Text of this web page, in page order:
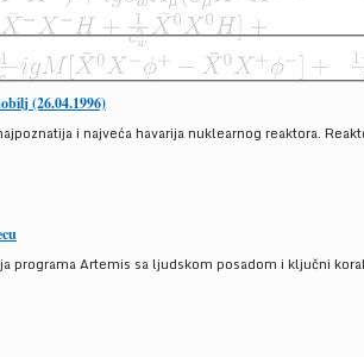
(26.04.1996)
i najveća havarija nuklearnog reaktora.
programa Artemis sa ljudskom posadom i ključni